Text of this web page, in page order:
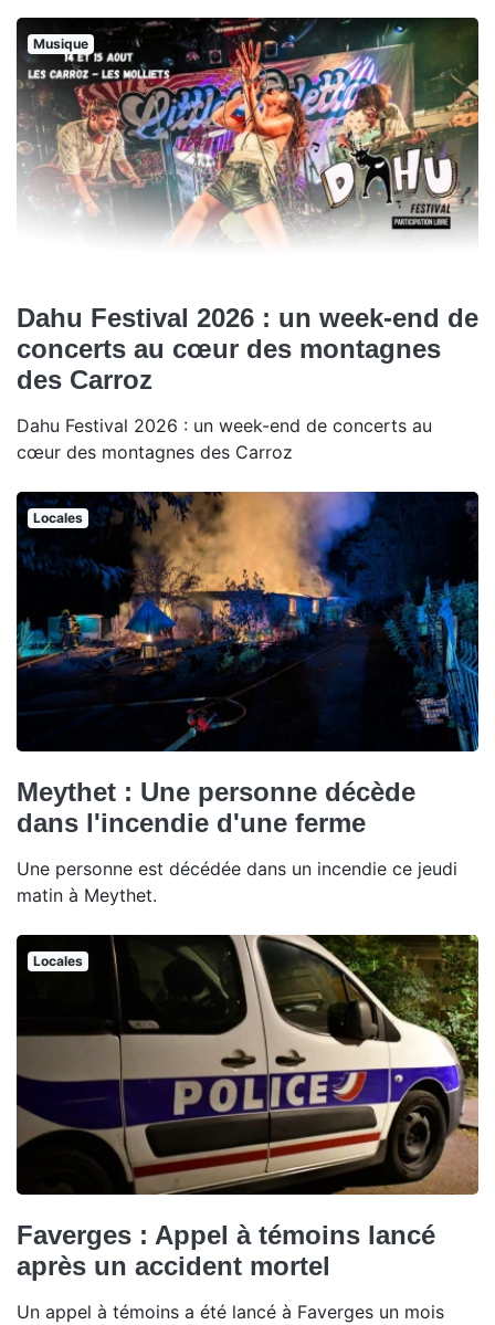
Musique
Dahu Festival 2026 : un week-end de
concerts au cœur des montagnes
des Carroz
Dahu Festival 2026 : un week-end de concerts au
cœur des montagnes des Carroz
Locales
Meythet : Une personne décède
dans l'incendie d'une ferme
Une personne est décédée dans un incendie ce jeudi
matin à Meythet.
Locales
Faverges : Appel à témoins lancé
après un accident mortel
Un appel à témoins a été lancé à Faverges un mois